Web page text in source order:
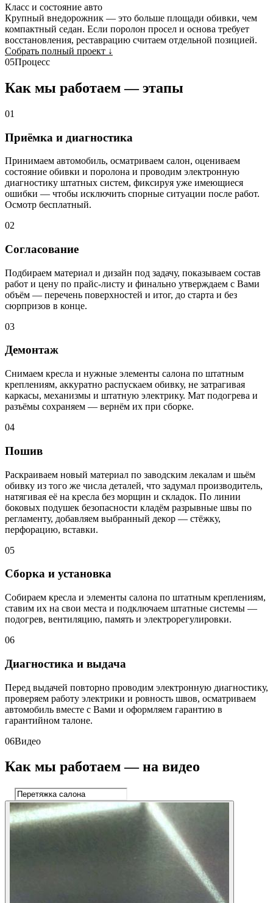
Класс и состояние авто
Крупный внедорожник — это больше площади обивки, чем
компактный седан. Если поролон просел и основа требует
восстановления, реставрацию считаем отдельной позицией.
Собрать полный проект ↓
05Процесс
Как мы работаем — этапы
01
Приёмка и диагностика
Принимаем автомобиль, осматриваем салон, оцениваем
состояние обивки и поролона и проводим электронную
диагностику штатных систем, фиксируя уже имеющиеся
ошибки — чтобы исключить спорные ситуации после работ.
Осмотр бесплатный.
02
Согласование
Подбираем материал и дизайн под задачу, показываем состав
работ и цену по прайс-листу и финально утверждаем с Вами
объём — перечень поверхностей и итог, до старта и без
сюрпризов в конце.
03
Демонтаж
Снимаем кресла и нужные элементы салона по штатным
креплениям, аккуратно распускаем обивку, не затрагивая
каркасы, механизмы и штатную электрику. Мат подогрева и
разъёмы сохраняем — вернём их при сборке.
04
Пошив
Раскраиваем новый материал по заводским лекалам и шьём
обивку из того же числа деталей, что задумал производитель,
натягивая её на кресла без морщин и складок. По линии
боковых подушек безопасности кладём разрывные швы по
регламенту, добавляем выбранный декор — стёжку,
перфорацию, вставки.
05
Сборка и установка
Собираем кресла и элементы салона по штатным креплениям,
ставим их на свои места и подключаем штатные системы —
подогрев, вентиляцию, память и электрорегулировки.
06
Диагностика и выдача
Перед выдачей повторно проводим электронную диагностику,
проверяем работу электрики и ровность швов, осматриваем
автомобиль вместе с Вами и оформляем гарантию в
гарантийном талоне.
06Видео
Как мы работаем — на видео